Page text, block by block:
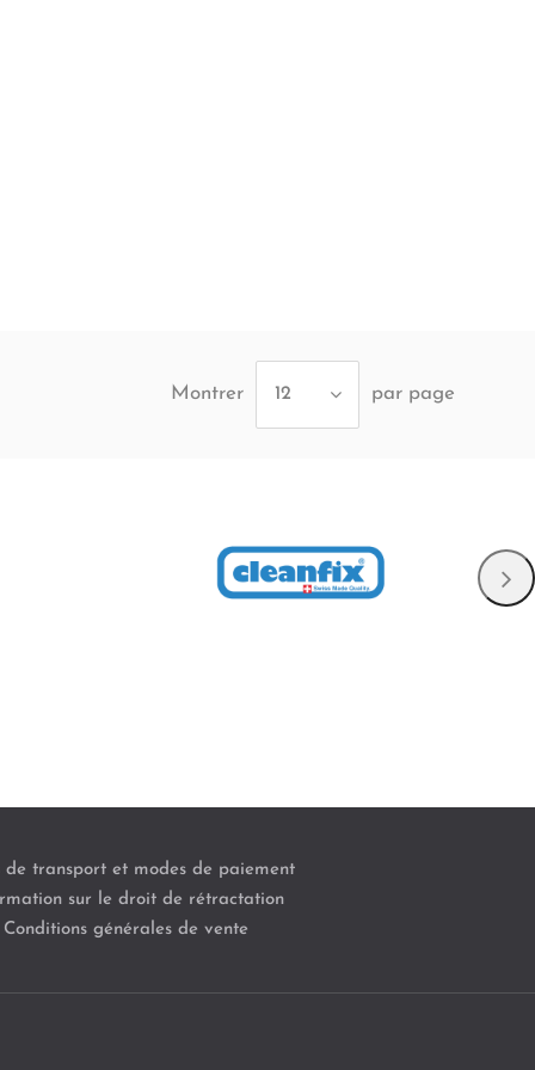
Montrer 12 par page
de transport et modes de paiement
sur le droit de rétractation
Conditions générales de vente